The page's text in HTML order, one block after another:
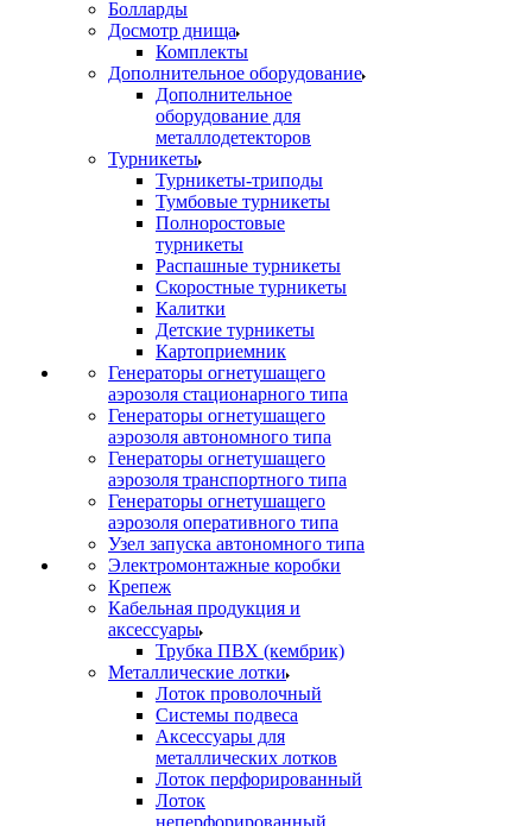
Болларды
Досмотр днища
Комплекты
Дополнительное оборудование
Дополнительное
оборудование для
металлодетекторов
Турникеты
Турникеты-триподы
Тумбовые турникеты
Полноростовые
турникеты
Распашные турникеты
Скоростные турникеты
Калитки
Детские турникеты
Картоприемник
Генераторы огнетушащего
аэрозоля стационарного типа
Генераторы огнетушащего
аэрозоля автономного типа
Генераторы огнетушащего
аэрозоля транспортного типа
Генераторы огнетушащего
аэрозоля оперативного типа
Узел запуска автономного типа
Электромонтажные коробки
Крепеж
Кабельная продукция и
аксессуары
Трубка ПВХ (кембрик)
Металлические лотки
Лоток проволочный
Системы подвеса
Аксессуары для
металлических лотков
Лоток перфорированный
Лоток
неперфорированный